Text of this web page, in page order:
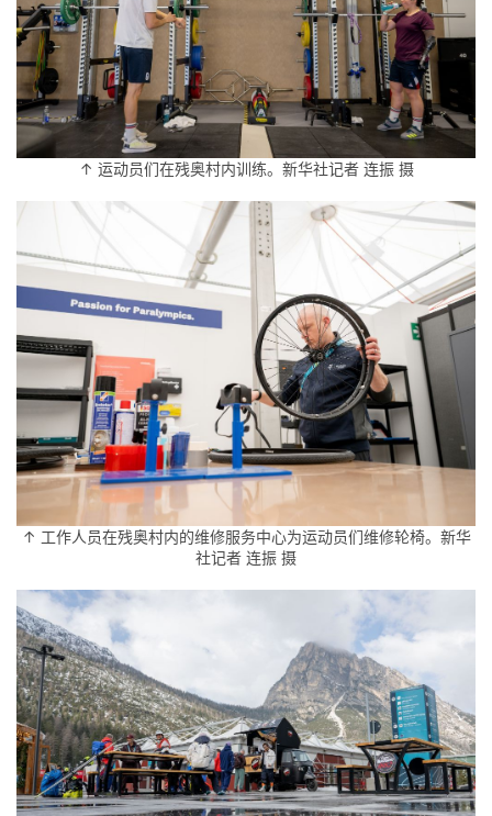
↑ 运动员们在残奥村内训练。新华社记者 连振 摄
↑ 工作人员在残奥村内的维修服务中心为运动员们维修轮椅。新华
社记者 连振 摄